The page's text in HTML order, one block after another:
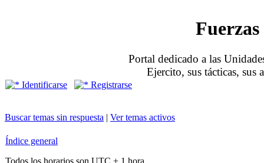
Portal dedicado a las
Ejercito, sus tácticas, sus
Identificarse Registrarse
Buscar temas sin respuesta | Ver temas activos
Índice general
Todos los horarios son UTC + 1 hora